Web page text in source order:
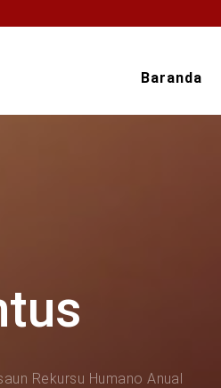
Baranda
Rekursu Humano Anual